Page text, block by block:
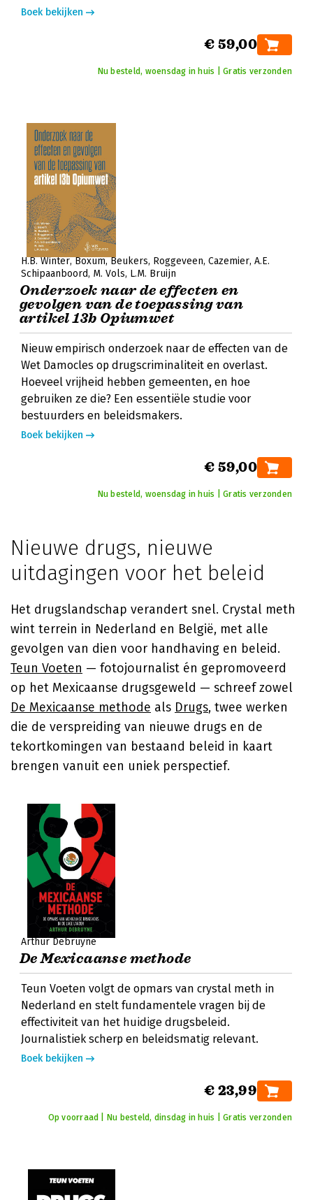
Boek bekijken
€ 59,00
Nu besteld, woensdag in huis | Gratis verzonden
H.B. Winter Boxum Beukers Roggeveen Cazemier A.E.
Schipaanboord M. Vols L.M. Bruijn
Onderzoek naar de effecten en
gevolgen van de toepassing van
artikel 13b Opiumwet
Nieuw empirisch onderzoek naar de effecten van de
Wet Damocles op drugscriminaliteit en overlast.
Hoeveel vrijheid hebben gemeenten, en hoe
gebruiken ze die? Een essentiële studie voor
bestuurders en beleidsmakers.
Boek bekijken
€ 59,00
Nu besteld, woensdag in huis | Gratis verzonden
Nieuwe drugs, nieuwe
uitdagingen voor het beleid
Het drugslandschap verandert snel. Crystal meth
wint terrein in Nederland en België, met alle
gevolgen van dien voor handhaving en beleid.
Teun Voeten — fotojournalist én gepromoveerd
op het Mexicaanse drugsgeweld — schreef zowel
De Mexicaanse methode als Drugs, twee werken
die de verspreiding van nieuwe drugs en de
tekortkomingen van bestaand beleid in kaart
brengen vanuit een uniek perspectief.
Arthur Debruyne
De Mexicaanse methode
Teun Voeten volgt de opmars van crystal meth in
Nederland en stelt fundamentele vragen bij de
effectiviteit van het huidige drugsbeleid.
Journalistiek scherp en beleidsmatig relevant.
Boek bekijken
€ 23,99
Op voorraad | Nu besteld, dinsdag in huis | Gratis verzonden